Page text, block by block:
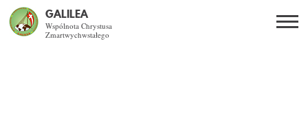
GALILEA
Wspólnota Chrystusa
Zmartwychwstałego